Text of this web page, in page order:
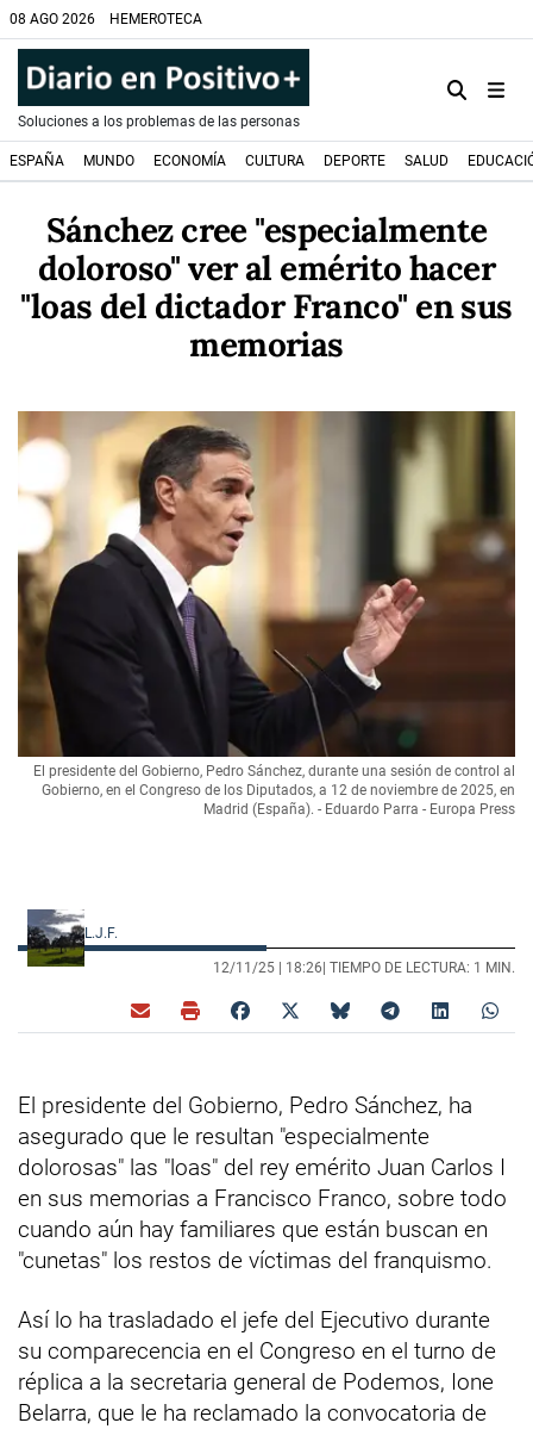
08 AGO 2026 HEMEROTECA
Soluciones a los problemas de las personas
ESPAÑA MUNDO ECONOMÍA CULTURA DEPORTE SALUD
Sánchez cree "especialmente
doloroso" ver al emérito hacer
"loas del dictador Franco" en sus
memorias
El presidente del Gobierno, Pedro Sánchez, durante una sesión de control al
Gobierno, en el Congreso de los Diputados, a 12 de noviembre de 2025, en
Madrid (España). - Eduardo Parra - Europa Press
L.J.F.
12/11/25 | 18:26 | TIEMPO DE LECTURA: 1 MIN.
El presidente del Gobierno, Pedro Sánchez, ha
asegurado que le resultan "especialmente
dolorosas" las "loas" del rey emérito Juan Carlos I
en sus memorias a Francisco Franco, sobre todo
cuando aún hay familiares que están buscan en
"cunetas" los restos de víctimas del franquismo.
Así lo ha trasladado el jefe del Ejecutivo durante
su comparecencia en el Congreso en el turno de
réplica a la secretaria general de Podemos, Ione
Belarra, que le ha reclamado la convocatoria de